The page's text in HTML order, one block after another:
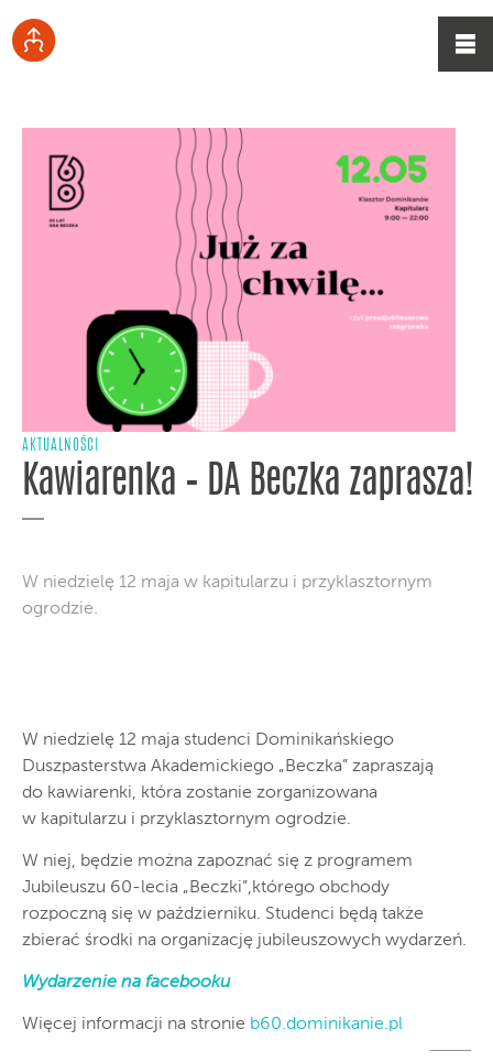
AKTUALNOŚCI
Kawiarenka – DA Beczka zaprasza!
W niedzielę 12 maja w kapitularzu i przyklasztornym
ogrodzie.
W niedzielę 12 maja studenci Dominikańskiego
Duszpasterstwa Akademickiego „Beczka” zapraszają
do kawiarenki, która zostanie zorganizowana
w kapitularzu i przyklasztornym ogrodzie.
W niej, będzie można zapoznać się z programem
Jubileuszu 60-lecia „Beczki”,którego obchody
rozpoczną się w październiku. Studenci będą także
zbierać środki na organizację jubileuszowych wydarzeń.
Wydarzenie na facebooku
Więcej informacji na stronie b60.dominikanie.pl